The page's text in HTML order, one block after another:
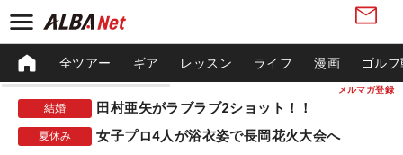
メルマガ登録
全ツアー ギア レッスン ライフ 漫画 ゴル
結婚 田村亜矢がラブラブ2ショット！！
夏休み 女子プロ4人が浴衣姿で長岡花火大会へ